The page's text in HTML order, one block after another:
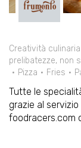
Creatività
prelibatezze, non
Pizza
Fries
Tutte le
grazie al
foodracers.com